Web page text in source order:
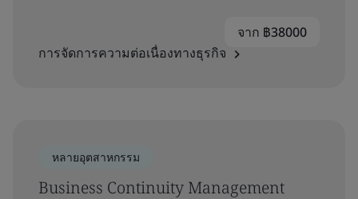
การจัดการความต่อเนื่องทางธุรกิจ
จาก ฿38000
หลายอุตสาหกรรม
Business Continuity Management